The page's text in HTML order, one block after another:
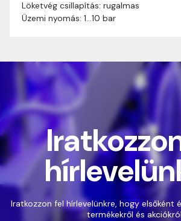
Löketvég csillapítás: rugalmas
Üzemi nyomás: 1…10 bar
Iratkozzon fel hírlevelünkre, hogy elsőként
termékekről és